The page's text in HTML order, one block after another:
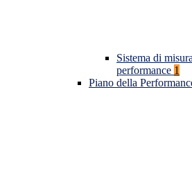
Sistema di
performance 1
Piano della